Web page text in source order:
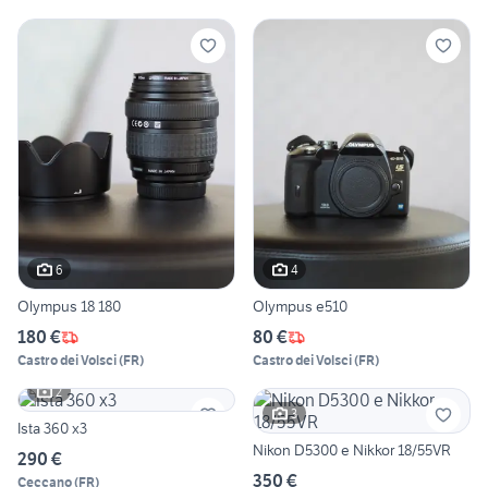
6
Olympus 18 180
180 €
Castro dei Volsci(FR)
4
Olympus e510
80 €
Castro dei Volsci(FR)
2
Ista 360 x3
290 €
Ceccano(FR)
3
Nikon D5300 e Nikkor 18/55VR
350 €